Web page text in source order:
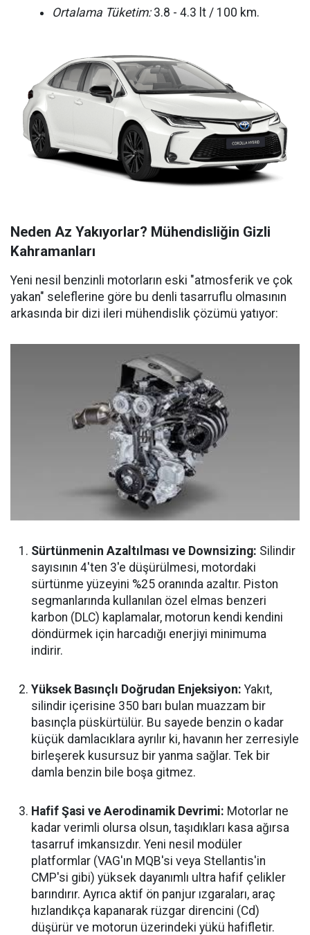
Ortalama Tüketim:3.8 - 4.3 lt / 100 km.
Neden Az Yakıyorlar? Mühendisliğin Gizli
Kahramanları
Yeni nesil benzinli motorların eski "atmosferik ve çok
yakan" seleflerine göre bu denli tasarruflu olmasının
arkasında bir dizi ileri mühendislik çözümü yatıyor:
Sürtünmenin Azaltılması ve Downsizing: Silindir
sayısının 4'ten 3'e düşürülmesi, motordaki
sürtünme yüzeyini %25 oranında azaltır. Piston
segmanlarında kullanılan özel elmas benzeri
karbon (DLC) kaplamalar, motorun kendi kendini
döndürmek için harcadığı enerjiyi minimuma
indirir.
Yüksek Basınçlı Doğrudan Enjeksiyon: Yakıt,
silindir içerisine 350 barı bulan muazzam bir
basınçla püskürtülür. Bu sayede benzin o kadar
küçük damlacıklara ayrılır ki, havanın her zerresiyle
birleşerek kusursuz bir yanma sağlar. Tek bir
damla benzin bile boşa gitmez.
Hafif Şasi ve Aerodinamik Devrimi: Motorlar ne
kadar verimli olursa olsun, taşıdıkları kasa ağırsa
tasarruf imkansızdır. Yeni nesil modüler
platformlar (VAG'ın MQB'si veya Stellantis'in
CMP'si gibi) yüksek dayanımlı ultra hafif çelikler
barındırır. Ayrıca aktif ön panjur ızgaraları, araç
hızlandıkça kapanarak rüzgar direncini (Cd)
düşürür ve motorun üzerindeki yükü hafifletir.